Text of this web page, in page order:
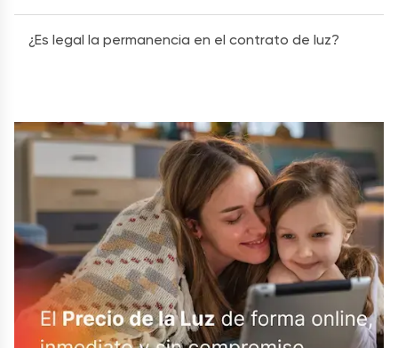
¿Es legal la permanencia en el contrato de luz?